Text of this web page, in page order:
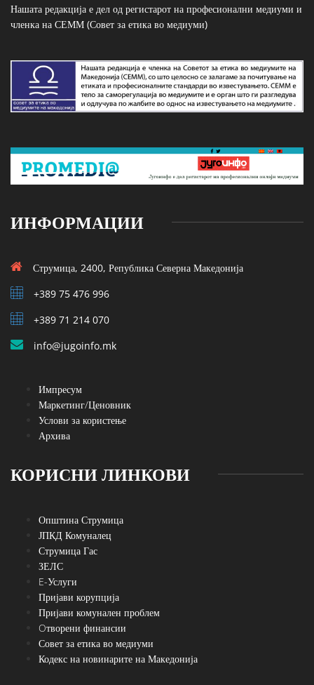
Нашата редакција е дел од регистарот на професионални медиуми и
членка на СЕММ (Совет за етика во медиуми)
ИНФОРМАЦИИ
Струмица, 2400, Република Северна Македонија
+389 75 476 996
+389 71 214 070
info@jugoinfo.mk
Импресум
Маркетинг/Ценовник
Услови за користење
Архива
КОРИСНИ ЛИНКОВИ
Општина Струмица
ЈПКД Комуналец
Струмица Гас
ЗЕЛС
E-Услуги
Пријави корупција
Пријави комунален проблем
Oтворени финансии
Совет за етика во медиуми
Кодекс на новинарите на Македонија